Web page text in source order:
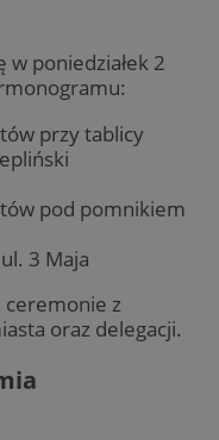
w poniedziałek 2
przy tablicy
pod pomnikiem
3 Maja
z
oraz delegacji.